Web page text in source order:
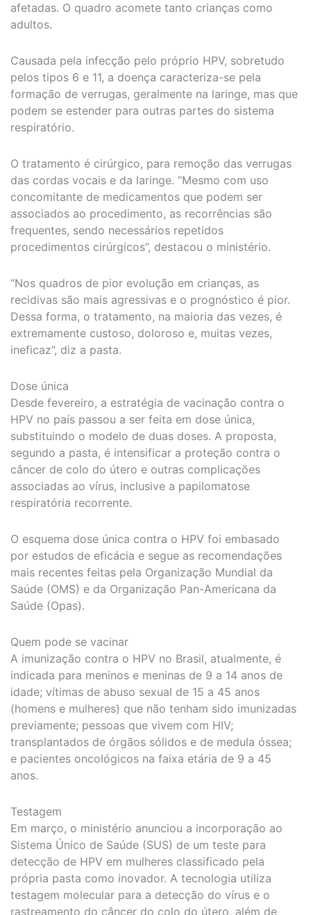
afetadas. O quadro acomete tanto crianças como
adultos.
Causada pela infecção pelo próprio HPV, sobretudo
pelos tipos 6 e 11, a doença caracteriza-se pela
formação de verrugas, geralmente na laringe, mas que
podem se estender para outras partes do sistema
respiratório.
O tratamento é cirúrgico, para remoção das verrugas
das cordas vocais e da laringe. “Mesmo com uso
concomitante de medicamentos que podem ser
associados ao procedimento, as recorrências são
frequentes, sendo necessários repetidos
procedimentos cirúrgicos”, destacou o ministério.
“Nos quadros de pior evolução em crianças, as
recidivas são mais agressivas e o prognóstico é pior.
Dessa forma, o tratamento, na maioria das vezes, é
extremamente custoso, doloroso e, muitas vezes,
ineficaz”, diz a pasta.
Dose única
Desde fevereiro, a estratégia de vacinação contra o
HPV no país passou a ser feita em dose única,
substituindo o modelo de duas doses. A proposta,
segundo a pasta, é intensificar a proteção contra o
câncer de colo do útero e outras complicações
associadas ao vírus, inclusive a papilomatose
respiratória recorrente.
O esquema dose única contra o HPV foi embasado
por estudos de eficácia e segue as recomendações
mais recentes feitas pela Organização Mundial da
Saúde (OMS) e da Organização Pan-Americana da
Saúde (Opas).
Quem pode se vacinar
A imunização contra o HPV no Brasil, atualmente, é
indicada para meninos e meninas de 9 a 14 anos de
idade; vítimas de abuso sexual de 15 a 45 anos
(homens e mulheres) que não tenham sido imunizadas
previamente; pessoas que vivem com HIV;
transplantados de órgãos sólidos e de medula óssea;
e pacientes oncológicos na faixa etária de 9 a 45
anos.
Testagem
Em março, o ministério anunciou a incorporação ao
Sistema Único de Saúde (SUS) de um teste para
detecção de HPV em mulheres classificado pela
própria pasta como inovador. A tecnologia utiliza
testagem molecular para a detecção do vírus e o
rastreamento do câncer do colo do útero, além de